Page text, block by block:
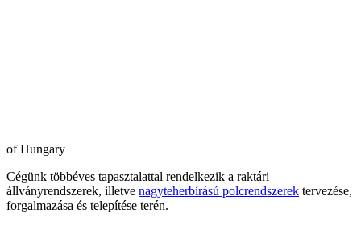
of Hungary
Cégünk többéves tapasztalattal rendelkezik a raktári
állványrendszerek, illetve nagyteherbírású polcrendszerek tervezése,
forgalmazása és telepítése terén.